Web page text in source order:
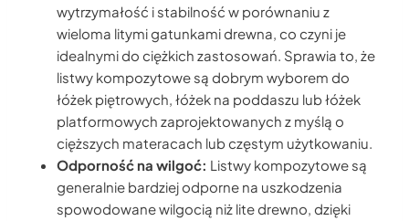
wytrzymałość i stabilność w porównaniu z
wieloma litymi gatunkami drewna, co czyni je
idealnymi do ciężkich zastosowań. Sprawia to, że
listwy kompozytowe są dobrym wyborem do
łóżek piętrowych, łóżek na poddaszu lub łóżek
platformowych zaprojektowanych z myślą o
cięższych materacach lub częstym użytkowaniu.
Odporność na wilgoć: Listwy kompozytowe są
generalnie bardziej odporne na uszkodzenia
spowodowane wilgocią niż lite drewno, dzięki